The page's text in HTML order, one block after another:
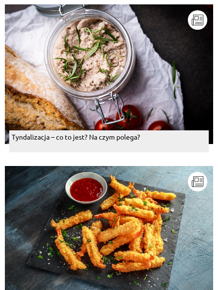
Tyndalizacja – co to jest? Na czym polega?